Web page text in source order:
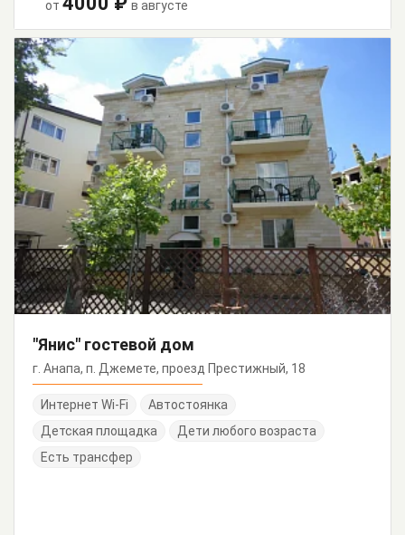
от в августе
"Янис" гостевой дом
г. Анапа, п. Джемете, проезд Престижный, 18
Интернет Wi-Fi
Автостоянка
Детская площадка
Дети любого возраста
Есть трансфер